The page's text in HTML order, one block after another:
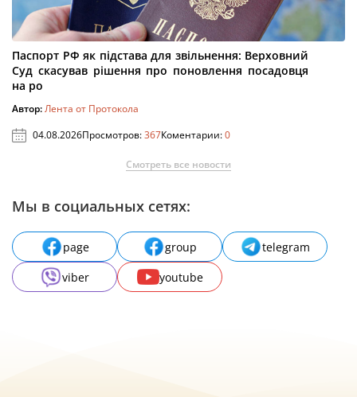
Паспорт РФ як підстава для звільнення: Верховний
Суд скасував рішення про поновлення посадовця
на ро
Автор:Лента от Протокола
04.08.2026Просмотров:367Коментарии:0
Смотреть все новости
Мы в социальных сетях:
page group
telegram
viber
youtube